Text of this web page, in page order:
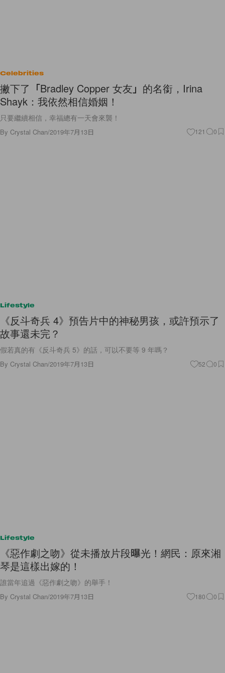
Celebrities
撇下了「Bradley Copper 女友」的名銜，Irina
Shayk：我依然相信婚姻！
只要繼續相信，幸福總有一天會來襲！
By Crystal Chan/2019年7月13日 121 0
Lifestyle
《反斗奇兵 4》預告片中的神秘男孩，或許預示了
故事還未完？
假若真的有《反斗奇兵 5》的話，可以不要等 9 年嗎？
By Crystal Chan/2019年7月13日 52 0
Lifestyle
《惡作劇之吻》從未播放片段曝光！網民：原來湘
琴是這樣出嫁的！
誰當年追過《惡作劇之吻》的舉手！
By Crystal Chan/2019年7月13日 180 0